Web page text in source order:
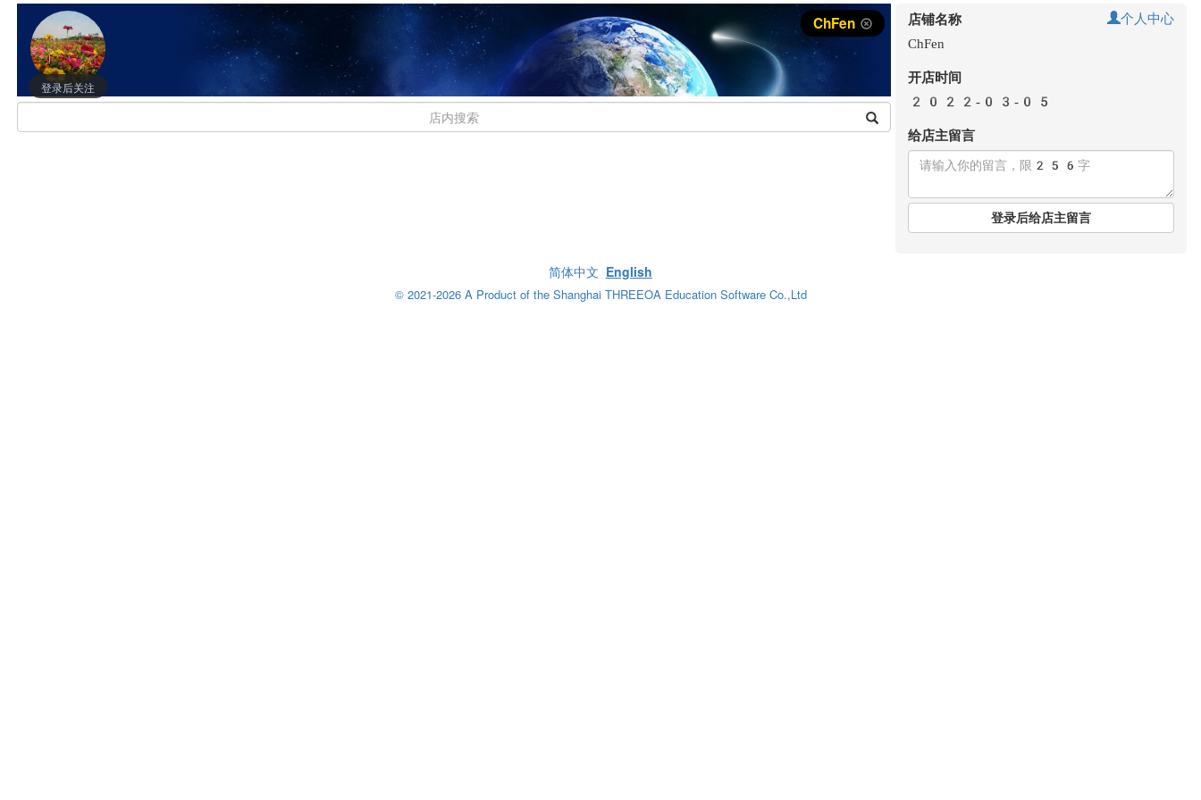
登录后关注
ChFen 店铺名称 个人中心
ChFen
开店时间
2022-03-05
给店主留言
登录后给店主留言
简体中文 English
© 2021-2026 A Product of the Shanghai THREEOA Education Software Co.,Ltd